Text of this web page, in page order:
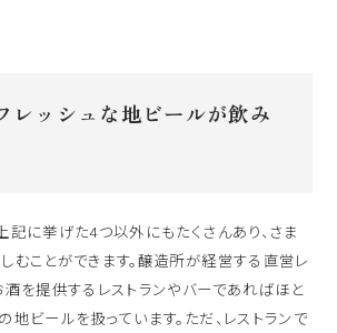
レッシュな地ビールが飲み
記に挙げた4つ以外にもたくさんあり、さま
むことができます。醸造所が経営する直営レ
酒を提供するレストランやバーであればほと
地ビールを扱っています。ただ、レストランで